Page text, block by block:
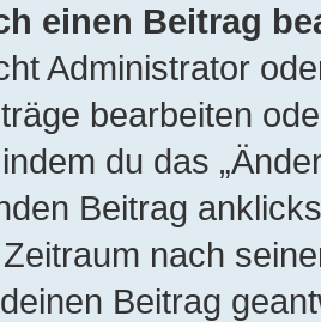
einen Beitrag
Administrator
bearbeiten
du das
Beitrag
nach
Beitrag